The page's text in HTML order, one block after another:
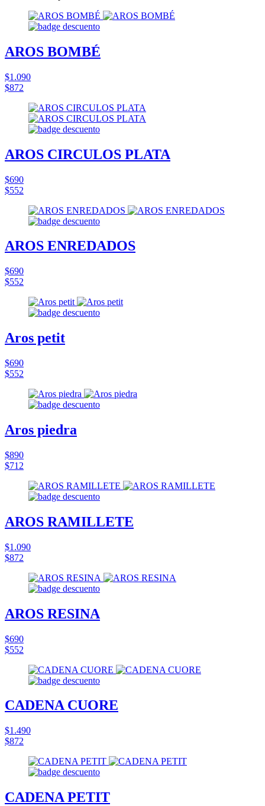
AROS BOMBÉ
$1.090
$872
AROS CIRCULOS PLATA
$690
$552
AROS ENREDADOS
$690
$552
Aros petit
$690
$552
Aros piedra
$890
$712
AROS RAMILLETE
$1.090
$872
AROS RESINA
$690
$552
CADENA CUORE
$1.490
$872
CADENA PETIT